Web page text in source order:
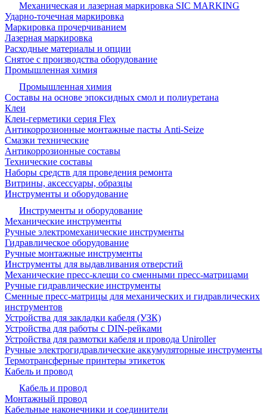
Механическая и лазерная маркировка SIC MARKING
Ударно-точечная маркировка
Маркировка прочерчиванием
Лазерная маркировка
Расходные материалы и опции
Снятое с производства оборудование
Промышленная химия
Промышленная химия
Составы на основе эпоксидных смол и полиуретана
Клеи
Клеи-герметики серия Flex
Антикоррозионные монтажные пасты Anti-Seize
Смазки технические
Антикоррозионные составы
Технические составы
Наборы средств для проведения ремонта
Витрины, аксессуары, образцы
Инструменты и оборудование
Инструменты и оборудование
Механические инструменты
Ручные электромеханические инструменты
Гидравлическое оборудование
Ручные монтажные инструменты
Инструменты для выдавливания отверстий
Механические пресс-клещи со сменными пресс-матрицами
Ручные гидравлические инструменты
Сменные пресс-матрицы для механических и гидравлических
инструментов
Устройства для закладки кабеля (УЗК)
Устройства для работы с DIN-рейками
Устройства для размотки кабеля и провода Uniroller
Ручные электрогидравлические аккумуляторные инструменты
Термотрансферные принтеры этикеток
Кабель и провод
Кабель и провод
Монтажный провод
Кабельные наконечники и соединители